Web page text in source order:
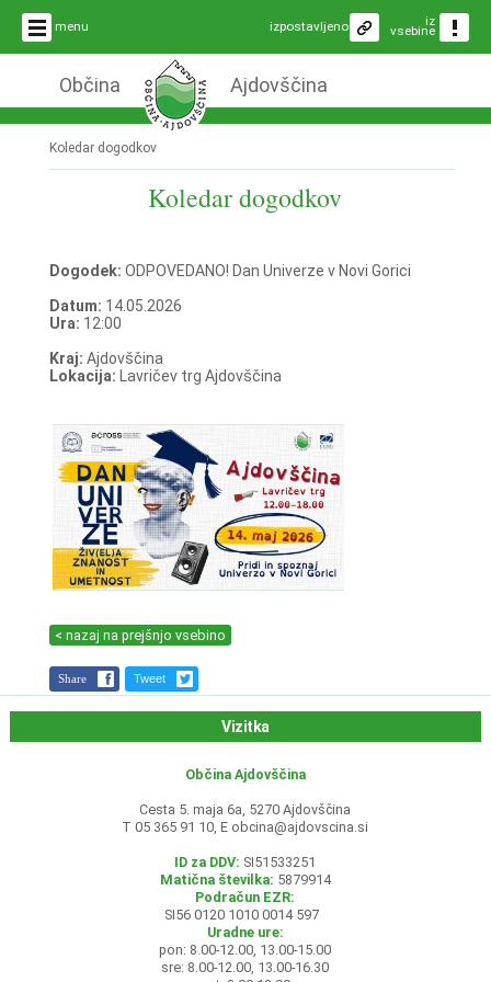
menu iz
vsebine
izpostavljeno
Občina Ajdovščina
Koledar dogodkov
Koledar dogodkov
Dogodek: ODPOVEDANO! Dan Univerze v Novi Gorici
Datum: 14.05.2026
Ura: 12:00
Kraj: Ajdovščina
Lokacija: Lavričev trg Ajdovščina
< nazaj na prejšnjo vsebino
Share Tweet
Vizitka
Občina Ajdovščina
Cesta 5. maja 6a, 5270 Ajdovščina
T 05 365 91 10, E obcina@ajdovscina.si
ID za DDV: SI51533251
Matična številka: 5879914
Podračun EZR:
SI56 0120 1010 0014 597
Uradne ure:
pon: 8.00-12.00, 13.00-15.00
sre: 8.00-12.00, 13.00-16.30